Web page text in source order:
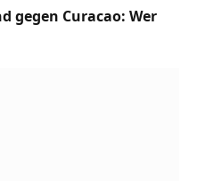
gegen Curacao: Wer